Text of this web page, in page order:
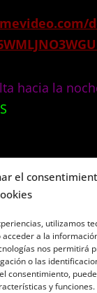
el
utilizamos
a la
nos permitirá
o las
consentimiento,
y funciones.
hacia la
Noviembre 2022.
redes.